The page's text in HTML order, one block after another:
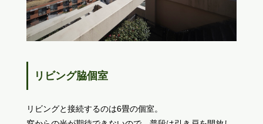
リビング脇個室
リビングと接続するのは6畳の個室。